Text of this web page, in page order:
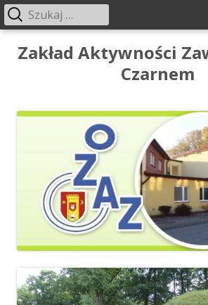
Przeskocz
Zakład Aktywności
Czarnem
Menu
główne
Szukaj: